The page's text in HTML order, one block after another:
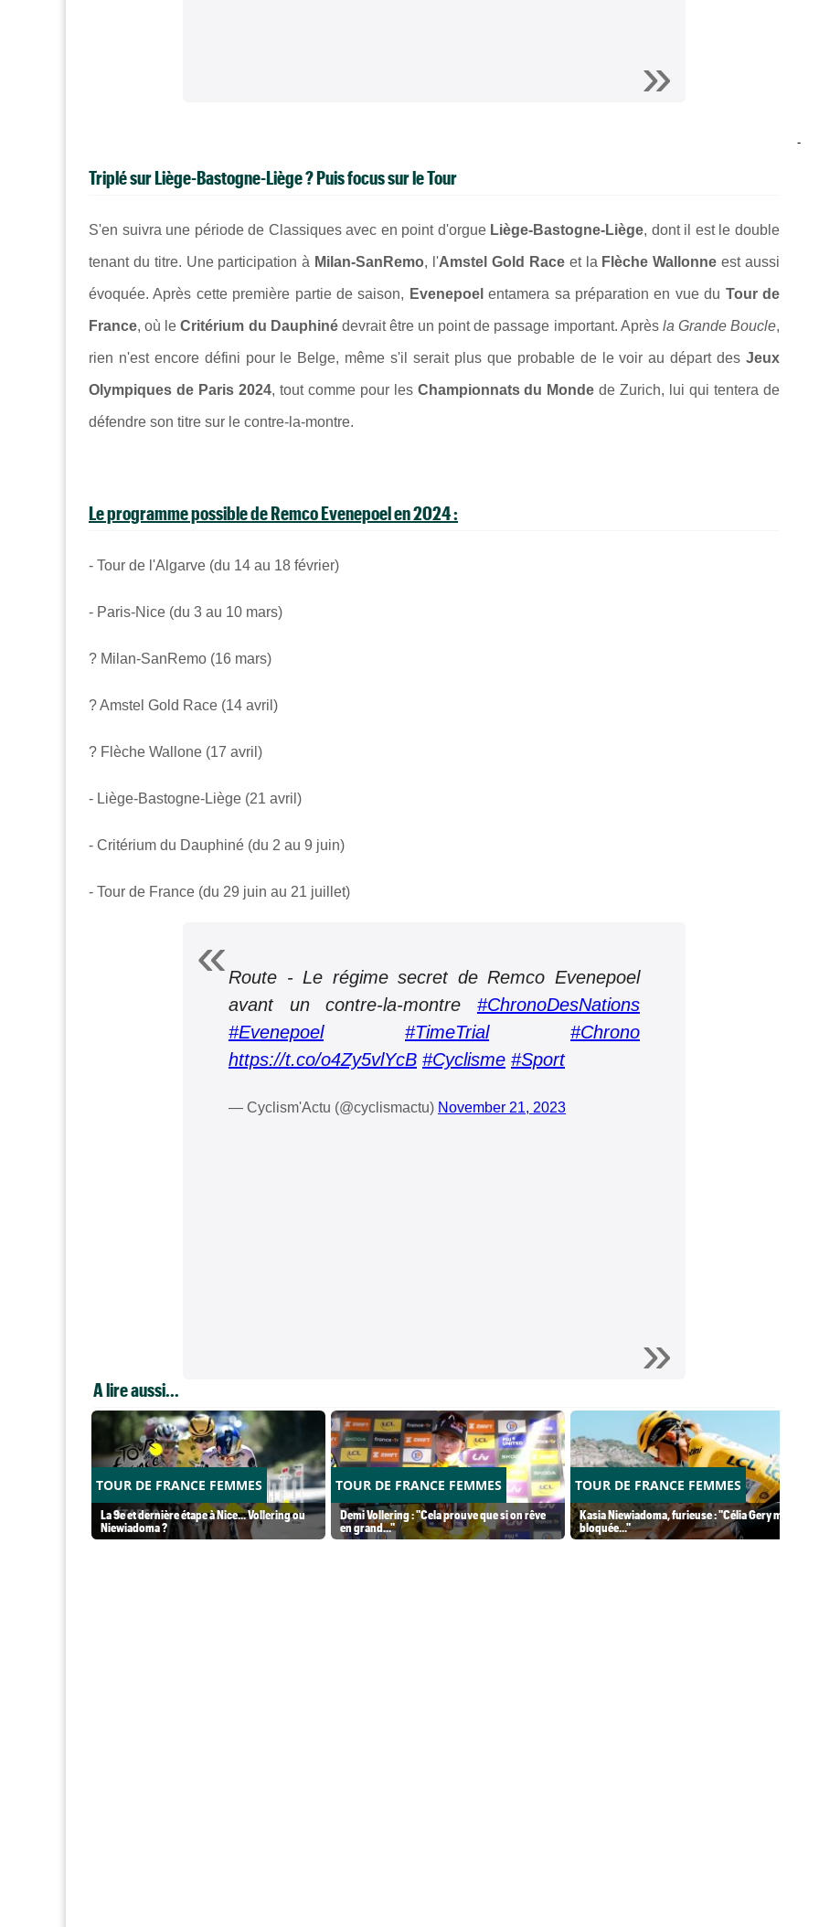
Triplé sur Liège-Bastogne-Liège ? Puis focus sur le Tour
S'en suivra une période de Classiques avec en point d'orgue Liège-Bastogne-Liège, dont il est le double
tenant du titre. Une participation à Milan-SanRemo, l'Amstel Gold Raceet la Flèche Wallonneest aussi
évoquée. Après cette première partie de saison, Evenepoelentamera sa préparation en vue du Tour de
France, où le Critérium du Dauphinédevrait être un point de passage important. Après la Grande Boucle,
rien n'est encore défini pour le Belge, même s'il serait plus que probable de le voir au départ des Jeux
Olympiques de Paris 2024, tout comme pour les Championnats du Monde de Zurich, lui qui tentera de
défendre son titre sur le contre-la-montre.
Le programme possible de Remco Evenepoel en 2024 :
- Tour de l'Algarve (du 14 au 18 février)
- Paris-Nice (du 3 au 10 mars)
? Milan-SanRemo (16 mars)
? Amstel Gold Race (14 avril)
? Flèche Wallone (17 avril)
- Liège-Bastogne-Liège (21 avril)
- Critérium du Dauphiné (du 2 au 9 juin)
- Tour de France (du 29 juin au 21 juillet)
Route - Le régime secret de Remco Evenepoel
avant un contre-la-montre #ChronoDesNations
#Evenepoel
#TimeTrial
#Chrono
https://t.co/o4Zy5vlYcB #Cyclisme #Sport
— Cyclism'Actu (@cyclismactu) November 21, 2023
A lire aussi...
TOUR DE FRANCE FEMMES
La 9e et dernière étape à Nice... Vollering ou
Niewiadoma ?
TOUR DE FRANCE FEMMES
Demi Vollering : "Cela prouve que si on rêve
en grand..."
TOUR DE FRANCE FEMMES
Kasia Niewiadoma, furieuse : "Célia Gery m'a
bloquée..."
-